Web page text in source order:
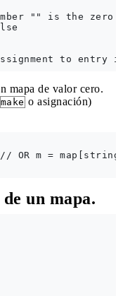
"" is the zero
mapa de valor cero.
make o asignación)
OR m =
un mapa.